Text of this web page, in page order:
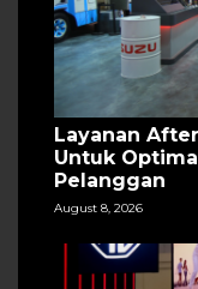
Layanan
Untuk
Pelanggan
August 8, 2026